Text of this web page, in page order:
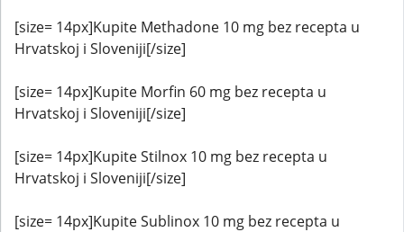
[size= 14px]Kupite Methadone 10 mg bez recepta u
Hrvatskoj i Sloveniji[/size]
[size= 14px]Kupite Morfin 60 mg bez recepta u
Hrvatskoj i Sloveniji[/size]
[size= 14px]Kupite Stilnox 10 mg bez recepta u
Hrvatskoj i Sloveniji[/size]
[size= 14px]Kupite Sublinox 10 mg bez recepta u